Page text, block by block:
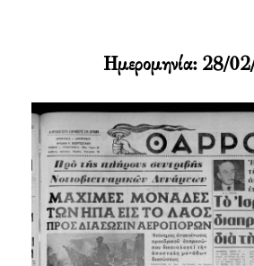
Ημερομηνία: 28/